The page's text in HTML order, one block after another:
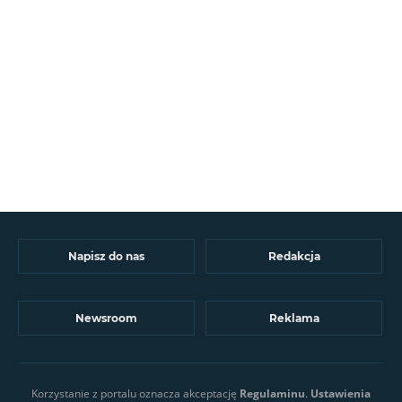
Napisz do nas Redakcja
Newsroom Reklama
Korzystanie z portalu oznacza akceptację Regulaminu. Ustawienia